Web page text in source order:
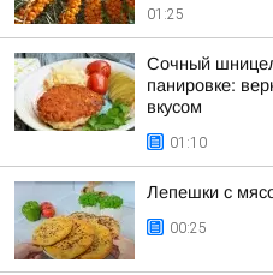
01:25
Сочный
панировке:
вкусом
01:10
Лепешки с
00:25